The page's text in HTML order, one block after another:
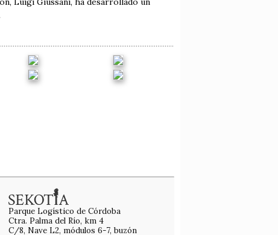
Parque Logístico de Córdoba
Ctra. Palma del Río, km 4
C/8, Nave L2, módulos 6-7, buzón